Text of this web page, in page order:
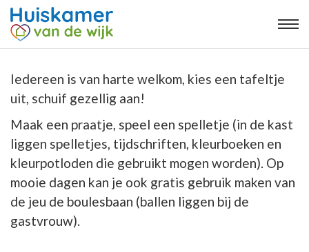
Iedereen is van harte welkom, kies een tafeltje
uit, schuif gezellig aan!
Maak een praatje, speel een spelletje (in de kast
liggen spelletjes, tijdschriften, kleurboeken en
kleurpotloden die gebruikt mogen worden). Op
mooie dagen kan je ook gratis gebruik maken van
de jeu de boulesbaan (ballen liggen bij de
gastvrouw).